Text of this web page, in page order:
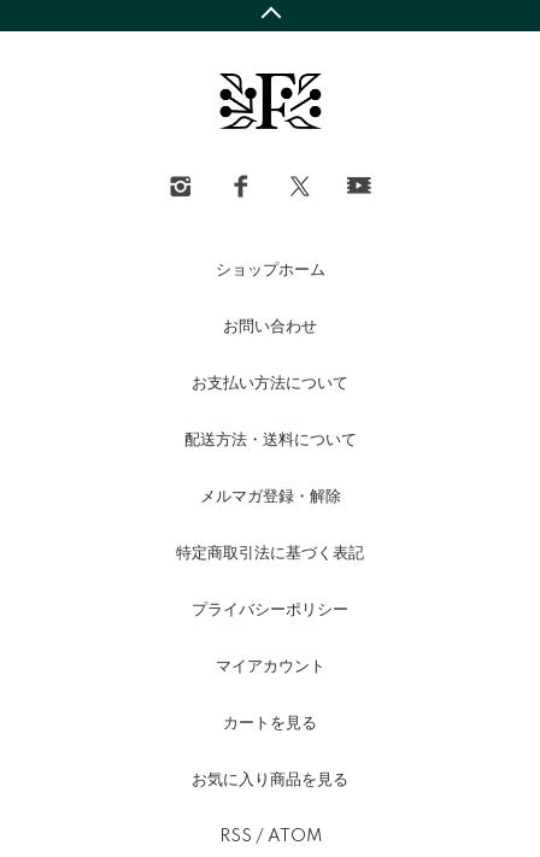
ショップホーム
お問い合わせ
お支払い方法について
配送方法・送料について
メルマガ登録・解除
特定商取引法に基づく表記
プライバシーポリシー
マイアカウント
カートを見る
お気に入り商品を見る
RSS / ATOM